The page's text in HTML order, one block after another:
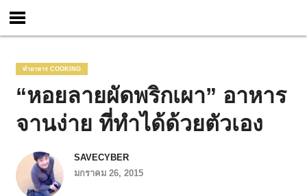
ทำอาหาร COOKING
“หอยลายผัดพริกเผา” อาหาร
จานง่าย ที่ทำได้ด้วยตัวเอง
SAVECYBER
มกราคม 26, 2015